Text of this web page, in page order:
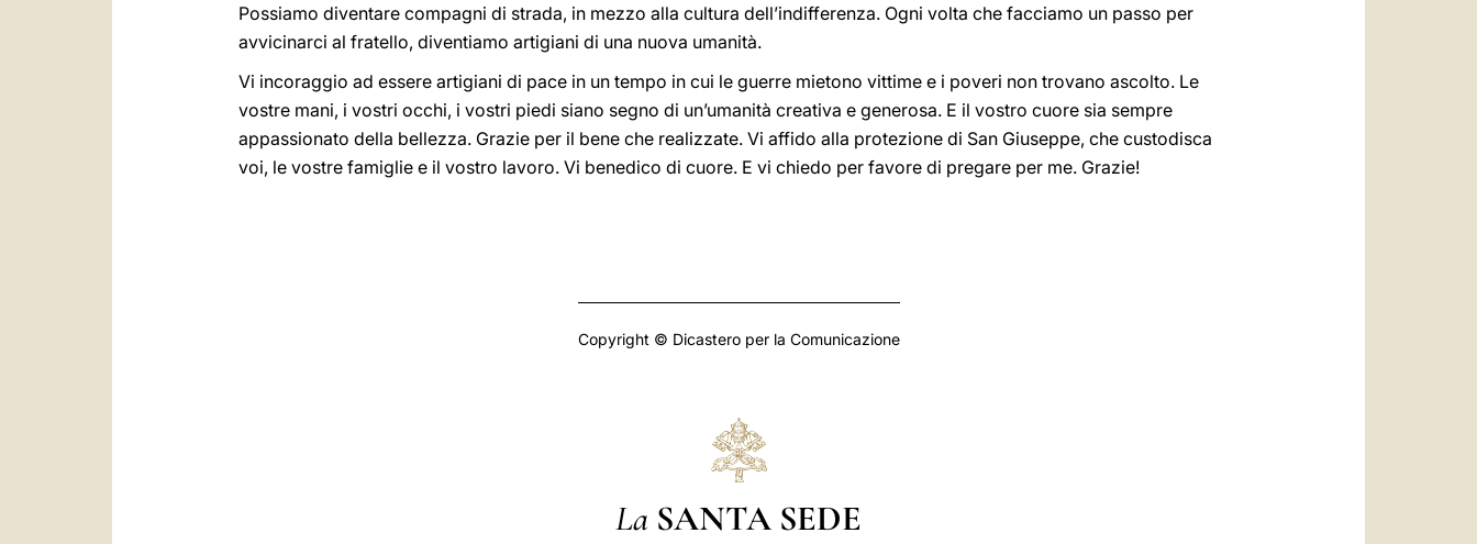
Possiamo diventare compagni di strada, in mezzo alla cultura dell’indifferenza. Ogni volta che facciamo un passo per
avvicinarci al fratello, diventiamo artigiani di una nuova umanità.
Vi incoraggio ad essere artigiani di pace in un tempo in cui le guerre mietono vittime e i poveri non trovano ascolto. Le
vostre mani, i vostri occhi, i vostri piedi siano segno di un’umanità creativa e generosa. E il vostro cuore sia sempre
appassionato della bellezza. Grazie per il bene che realizzate. Vi affido alla protezione di San Giuseppe, che custodisca
voi, le vostre famiglie e il vostro lavoro. Vi benedico di cuore. E vi chiedo per favore di pregare per me. Grazie!
Copyright © Dicastero per la Comunicazione
La SANTA SEDE